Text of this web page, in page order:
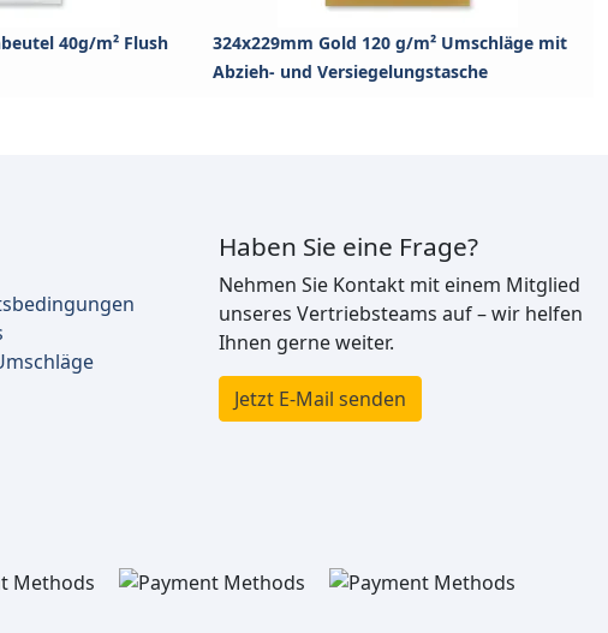
40g/m² Flush
324x229mm Gold 120 g/m² Umschläge mit
Abzieh- und Versiegelungstasche
Haben Sie eine Frage?
Nehmen Sie Kontakt mit einem Mitglied
unseres Vertriebsteams auf – wir helfen
Ihnen gerne weiter.
Jetzt E-Mail senden